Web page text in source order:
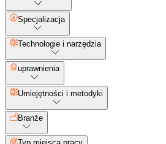
Specjalizacja
Technologie i narzędzia
uprawnienia
Umiejętności i metodyki
Branże